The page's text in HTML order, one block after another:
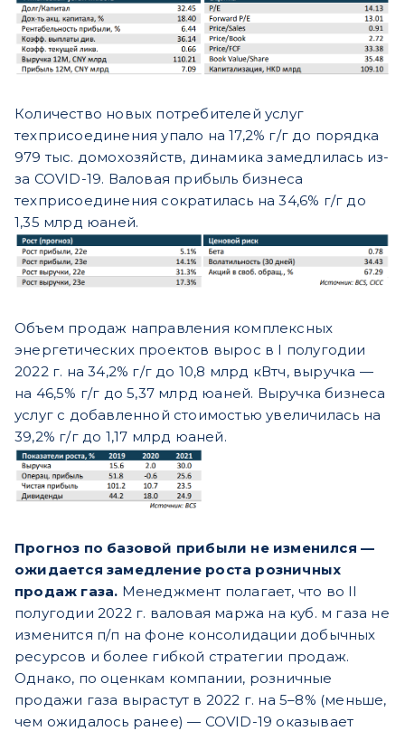
Количество новых потребителей услуг
техприсоединения упало на 17,2% г/г до порядка
979 тыс. домохозяйств, динамика замедлилась из-
за COVID-19. Валовая прибыль бизнеса
техприсоединения сократилась на 34,6% г/г до
1,35 млрд юаней.
Объем продаж направления комплексных
энергетических проектов вырос в I полугодии
2022 г. на 34,2% г/г до 10,8 млрд кВтч, выручка —
на 46,5% г/г до 5,37 млрд юаней. Выручка бизнеса
услуг с добавленной стоимостью увеличилась на
39,2% г/г до 1,17 млрд юаней.
Прогноз по базовой прибыли не изменился —
ожидается замедление роста розничных
продаж газа. Менеджмент полагает, что во II
полугодии 2022 г. валовая маржа на куб. м газа не
изменится п/п на фоне консолидации добычных
ресурсов и более гибкой стратегии продаж.
Однако, по оценкам компании, розничные
продажи газа вырастут в 2022 г. на 5–8% (меньше,
чем ожидалось ранее) — COVID-19 оказывает